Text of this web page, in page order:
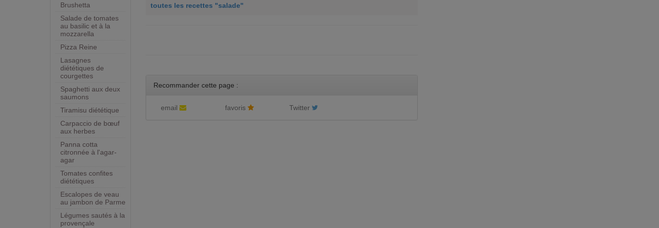
Brushetta
Salade de tomates
au basilic et à la
mozzarella
Pizza Reine
Lasagnes
diététiques de
courgettes
Spaghetti aux deux
saumons
Tiramisu diététique
Carpaccio de bœuf
aux herbes
Panna cotta
citronnée à l'agar-
agar
Tomates confites
diététiques
Escalopes de veau
au jambon de Parme
Légumes sautés à la
provençale
toutes les recettes "salade"
Recommander cette page :
email favoris Twitter